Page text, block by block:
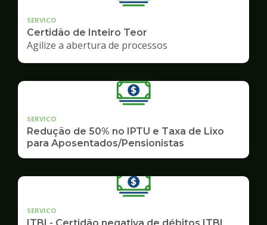
SERVICO
Certidão de Inteiro Teor
Agilize a abertura de processos
SERVICO
Redução de 50% no IPTU e Taxa de Lixo
para Aposentados/Pensionistas
SERVICO